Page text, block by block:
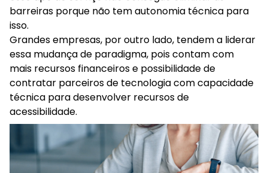
barreiras porque não tem autonomia técnica para
isso.
Grandes empresas, por outro lado, tendem a liderar
essa mudança de paradigma, pois contam com
mais recursos financeiros e possibilidade de
contratar parceiros de tecnologia com capacidade
técnica para desenvolver recursos de
acessibilidade.